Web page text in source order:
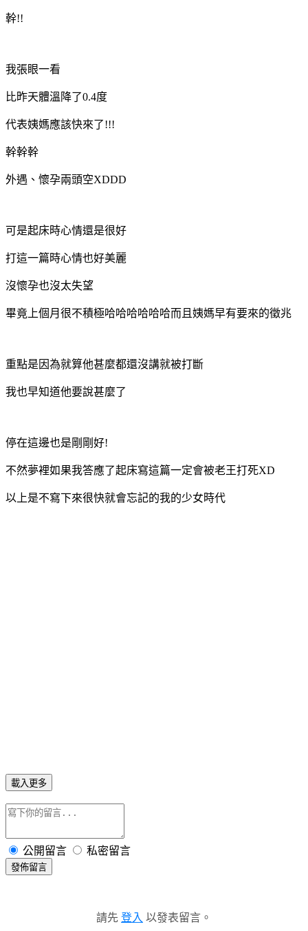
幹!!
我張眼一看
比昨天體溫降了0.4度
代表姨媽應該快來了!!!
幹幹幹
外遇、懷孕兩頭空XDDD
可是起床時心情還是很好
打這一篇時心情也好美麗
沒懷孕也沒太失望
畢竟上個月很不積極哈哈哈哈哈哈而且姨媽早有要來的徵兆
重點是因為就算他甚麼都還沒講就被打斷
我也早知道他要說甚麼了
停在這邊也是剛剛好!
不然夢裡如果我答應了起床寫這篇一定會被老王打死XD
以上是不寫下來很快就會忘記的我的少女時代
載入更多
公開留言 私密留言
發佈留言
請先 登入 以發表留言。